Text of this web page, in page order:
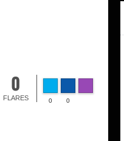
0
FLARES 0 0